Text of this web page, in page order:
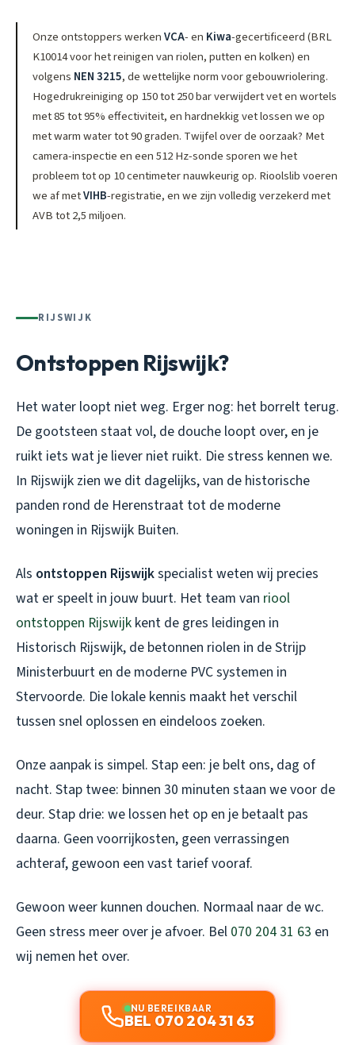
Onze ontstoppers werkenVCA- en Kiwa-gecertificeerd (BRL
K10014 voor het reinigen van riolen, putten en kolken) en
volgens NEN 3215, de wettelijke norm voor gebouwriolering.
Hogedrukreiniging op 150 tot 250 bar verwijdert vet en wortels
met 85 tot 95% effectiviteit, en hardnekkig vet lossen we op
met warm water tot 90 graden. Twijfel over de oorzaak? Met
camera-inspectie en een 512 Hz-sonde sporen we het
probleem tot op 10 centimeter nauwkeurig op. Rioolslib voeren
we af metVIHB-registratie, en we zijn volledig verzekerd met
AVB tot 2,5 miljoen.
RIJSWIJK
Ontstoppen Rijswijk?
Het water loopt niet weg. Erger nog: het borrelt terug.
De gootsteen staat vol, de douche loopt over, en je
ruikt iets wat je liever niet ruikt. Die stress kennen we.
In Rijswijk zien we dit dagelijks, van de historische
panden rond de Herenstraat tot de moderne
woningen in Rijswijk Buiten.
Als ontstoppen Rijswijkspecialist weten wij precies
wat er speelt in jouw buurt. Het team van riool
ontstoppen Rijswijk kent de gres leidingen in
Historisch Rijswijk, de betonnen riolen in de Strijp
Ministerbuurt en de moderne PVC systemen in
Stervoorde. Die lokale kennis maakt het verschil
tussen snel oplossen en eindeloos zoeken.
Onze aanpak is simpel. Stap een: je belt ons, dag of
nacht. Stap twee: binnen 30 minuten staan we voor de
deur. Stap drie: we lossen het op en je betaalt pas
daarna. Geen voorrijkosten, geen verrassingen
achteraf, gewoon een vast tarief vooraf.
Gewoon weer kunnen douchen. Normaal naar de wc.
Geen stress meer over je afvoer. Bel 070 204 31 63 en
wij nemen het over.
NU BEREIKBAAR
BEL 070 204 31 63